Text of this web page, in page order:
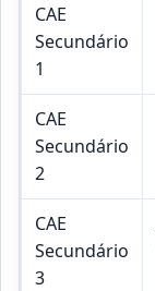
CAE
Secundário
1
CAE
Secundário
2
CAE
Secundário
3